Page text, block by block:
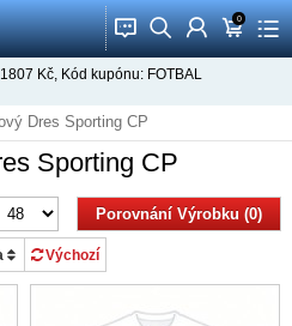
󰂱 󰂨 󰃳 0
󰃦 󰃖
1807 Kč, Kód kupónu: FOTBAL
Dres Sporting CP
Sporting CP
Porovnání Výrobku (0)
Výchozí